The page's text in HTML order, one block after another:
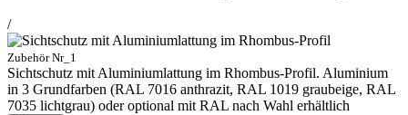
/
Zubehör Nr_1
Sichtschutz mit Aluminiumlattung im Rhombus-Profil. Aluminium
in 3 Grundfarben (RAL 7016 anthrazit, RAL 1019 graubeige, RAL
7035 lichtgrau) oder optional mit RAL nach Wahl erhältlich